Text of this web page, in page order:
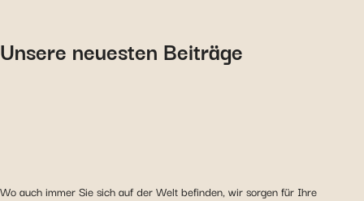
Unsere neuesten Beiträge
Wo auch immer Sie sich auf der Welt befinden, wir sorgen für Ihre